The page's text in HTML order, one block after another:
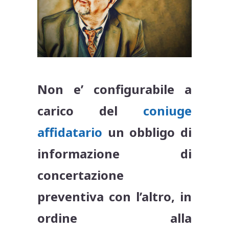
Non e’ configurabile a
carico del coniuge
affidatario un obbligo di
informazione di
concertazione
preventiva con l’altro, in
ordine alla